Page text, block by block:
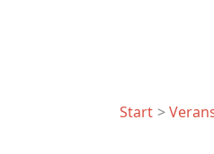
Start